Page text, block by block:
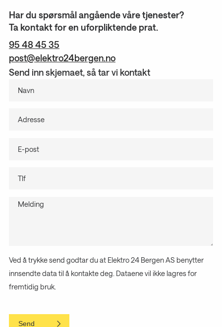
Har du spørsmål angående våre tjenester?
Ta kontakt for en uforpliktende prat.
95 48 45 35
post@elektro24bergen.no
Send inn skjemaet, så tar vi kontakt
Ved å trykke send godtar du at Elektro 24 Bergen AS benytter
innsendte data til å kontakte deg. Dataene vil ikke lagres for
fremtidig bruk.